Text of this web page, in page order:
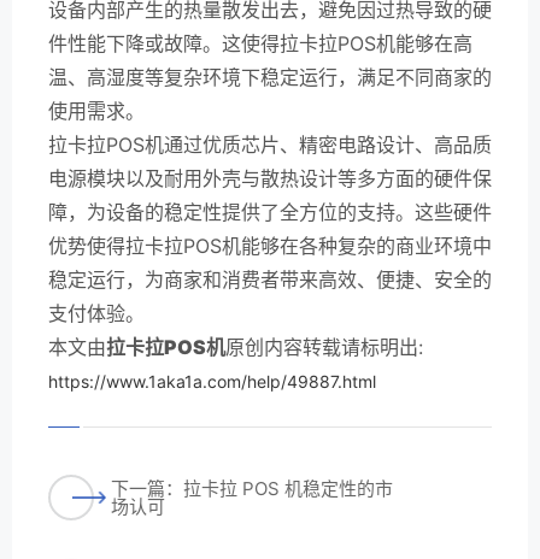
设备内部产生的热量散发出去，避免因过热导致的硬
件性能下降或故障。这使得拉卡拉POS机能够在高
温、高湿度等复杂环境下稳定运行，满足不同商家的
使用需求。
拉卡拉POS机通过优质芯片、精密电路设计、高品质
电源模块以及耐用外壳与散热设计等多方面的硬件保
障，为设备的稳定性提供了全方位的支持。这些硬件
优势使得拉卡拉POS机能够在各种复杂的商业环境中
稳定运行，为商家和消费者带来高效、便捷、安全的
支付体验。
本文由拉卡拉POS机原创内容转载请标明出:
https://www.1aka1a.com/help/49887.html
下一篇：拉卡拉 POS 机稳定性的市
场认可